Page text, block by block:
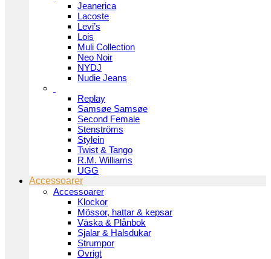
Jeanerica
Lacoste
Levi’s
Lois
Muli Collection
Neo Noir
NYDJ
Nudie Jeans
Replay
Samsøe Samsøe
Second Female
Stenströms
Stylein
Twist & Tango
R.M. Williams
UGG
Accessoarer
Accessoarer
Klockor
Mössor, hattar & kepsar
Väska & Plånbok
Sjalar & Halsdukar
Strumpor
Övrigt